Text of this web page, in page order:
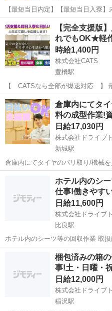
【最短当日内定】【最短当日入寮
き寮完備＆赴任旅費会社負担◎昇給
自動車製造の各種作業！《愛知県大府市》 人気の工場の
車製造に携わる各種作業◇ 【...
大府駅 その
【完全支援版
れでもOK★軽
時給1,400円
株式会社CATS
豊橋駅
【 CATSなら全部が爆速対応 】
最短当日回答の「爆速採用」 最短当日移動の「爆速入寮」 最短翌日稼
愛知 豊橋市 豊橋駅 仕分
倉庫内にてタ
料の成型作業!
日給17,030円
株式会社ドライブ
新城駅
倉庫内にてタイヤのバリ取り/機械
車製品(タイヤ) 作業場所…倉庫内
20:30～8:00(2交代制) 年齢層 …20
新城駅
ホテル内のシ
仕事!働きやす
日給11,600円
株式会社ドライブ
比良駅
ホテル内のシーツ等の回収作業 取
ホテル内 勤務時間…7:45～16:45
北名古屋市 比良駅
梱包済みの箱
事!土・日曜・
日給12,000円
株式会社ドライブ
稲沢駅